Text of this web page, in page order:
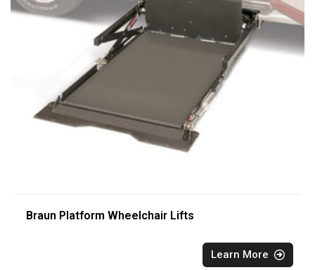
Braun Platform Wheelchair Lifts
Learn More